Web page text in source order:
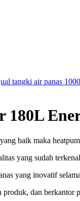
tangki air panas
180L
baik maka
yang sudah
yang inovatif
dan berkantor